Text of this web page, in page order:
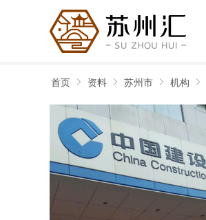
首页 资料 苏州市 机构